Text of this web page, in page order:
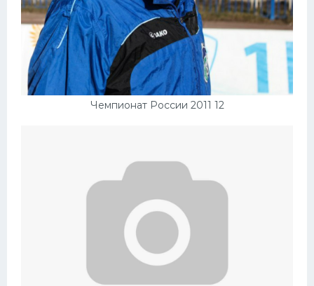
Чемпионат России 2011 12